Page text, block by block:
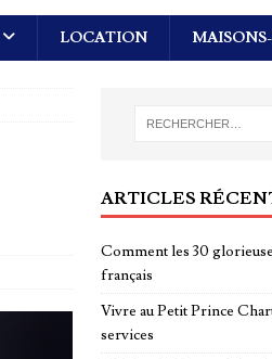
LOCATION
ARTICLES
Comment les 30
français
Vivre au Petit Prince
services